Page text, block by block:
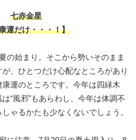
七赤金星
運だけ・・・！】
の始まり。そこから勢いそのまま
、ひとつだけ心配なところがあり
康運のところです。今年は四緑木
“風邪”もあらわし、今年は体調不
ゃるかたも少なくないでしょう。